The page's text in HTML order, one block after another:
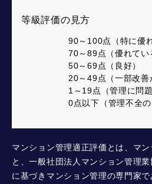
等級評価の見方
90～100点（特に優
70～89点（優れてい
50～69点（良好）
20～49点（一部改善
1～19点（管理に問
0点以下（管理不全の
マンション管理適正評価とは、マ
と、一般社団法人マンション管理
に基づきマンション管理の専門家